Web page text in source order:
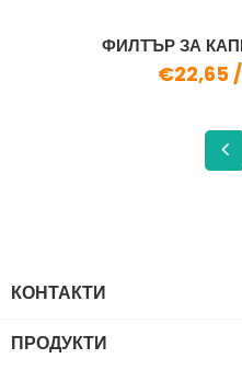
ФИЛТЪР ЗА
€22,65 /
КОНТАКТИ
ПРОДУКТИ